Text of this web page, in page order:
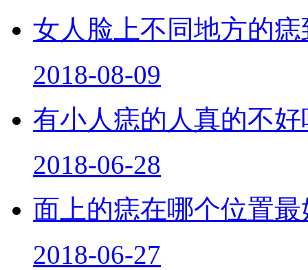
女人脸上不同地方的
2018-08-09
有小人痣的人真的不好
2018-06-28
面上的痣在哪个位置最
2018-06-27